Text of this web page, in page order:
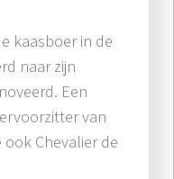
kaasboer in de
naar zijn
Een
van
ook Chevalier de